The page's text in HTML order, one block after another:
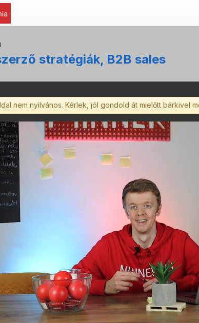
stratégiák, B2B sales
nem nyilvános. Kérlek, jól gondold át mielőtt bárkivel